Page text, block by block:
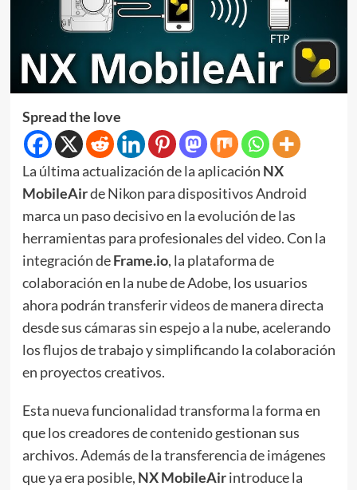
Spread the love
La última actualización de la aplicación NX
MobileAirde Nikon para dispositivos Android
marca un paso decisivo en la evolución de las
herramientas para profesionales del video. Con la
integración deFrame.io, la plataforma de
colaboración en la nube de Adobe, los usuarios
ahora podrán transferir videos de manera directa
desde sus cámaras sin espejo a la nube, acelerando
los flujos de trabajo y simplificando la colaboración
en proyectos creativos.
Esta nueva funcionalidad transforma la forma en
que los creadores de contenido gestionan sus
archivos. Además de la transferencia de imágenes
que ya era posible, NX MobileAirintroduce la